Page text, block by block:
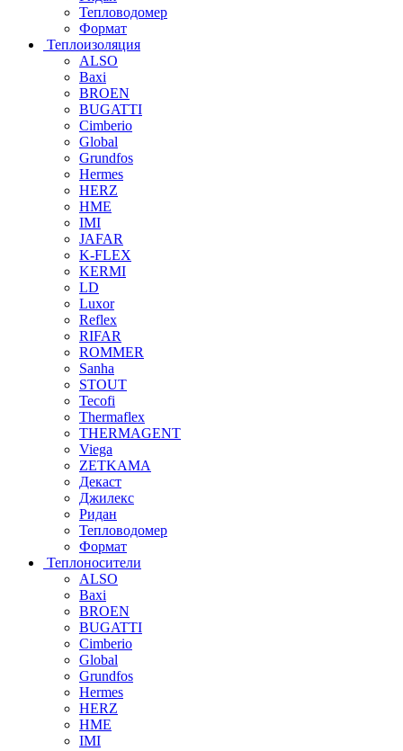
Тепловодомер
Формат
Теплоизоляция
ALSO
Baxi
BROEN
BUGATTI
Cimberio
Global
Grundfos
Hermes
HERZ
HME
IMI
JAFAR
K-FLEX
KERMI
LD
Luxor
Reflex
RIFAR
ROMMER
Sanha
STOUT
Tecofi
Thermaflex
THERMAGENT
Viega
ZETKAMA
Декаст
Джилекс
Ридан
Тепловодомер
Формат
Теплоносители
ALSO
Baxi
BROEN
BUGATTI
Cimberio
Global
Grundfos
Hermes
HERZ
HME
IMI